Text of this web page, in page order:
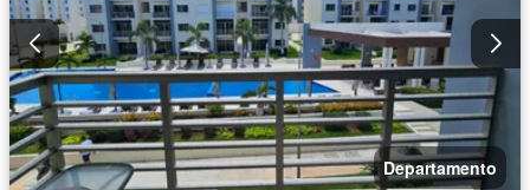
Zonas verdes
Permite mascotas
Permite niños
Solo familias
Sin amueblar
Departamento